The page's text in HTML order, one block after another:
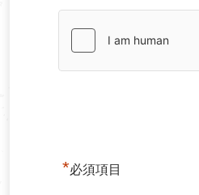
*必須項目